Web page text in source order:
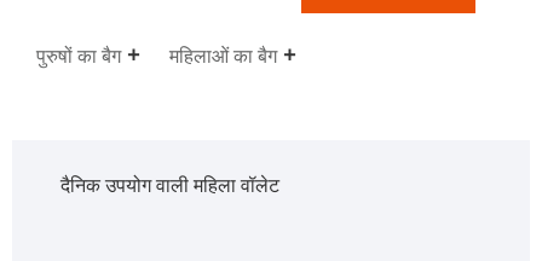
पुरुषों का बैग महिलाओं का बैग
दैनिक उपयोग वाली महिला वॉलेट